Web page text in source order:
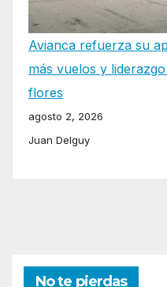
Avianca refuerza su
más vuelos y
flores
agosto 2, 2026
Juan Delguy
No te pierdas